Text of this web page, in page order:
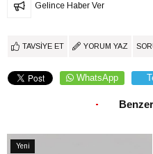
Gelince Haber Ver
TAVSIYE ET YORUM YAZ
WhatsApp
Yeni